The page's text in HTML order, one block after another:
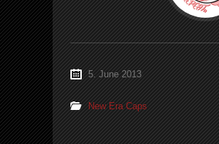
5. June 2013
New Era Caps